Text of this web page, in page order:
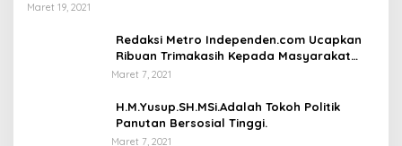
Maret 19, 2021
Redaksi Metro Independen.com Ucapkan
Ribuan Trimakasih Kepada Masyarakat
Pengunjung Dan Pembaca.
Maret 7, 2021
H.M.Yusup.SH.MSi.Adalah Tokoh Politik
Panutan Bersosial Tinggi.
Maret 7, 2021